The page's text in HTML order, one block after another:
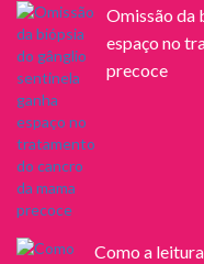
Omissão da
espaço no
precoce
Como a